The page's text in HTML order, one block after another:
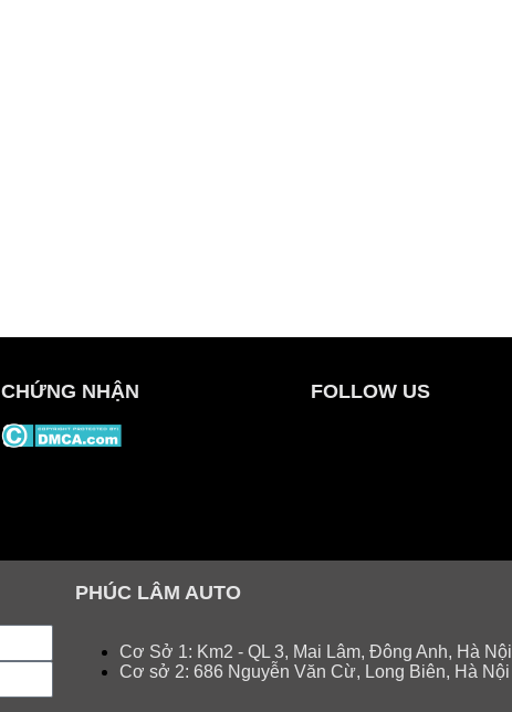
CHỨNG NHẬN FOLLOW US
PHÚC LÂM AUTO
Cơ Sở 1: Km2 - QL 3, Mai Lâm, Đông Anh, Hà Nội
Cơ sở 2: 686 Nguyễn Văn Cừ, Long Biên, Hà Nội